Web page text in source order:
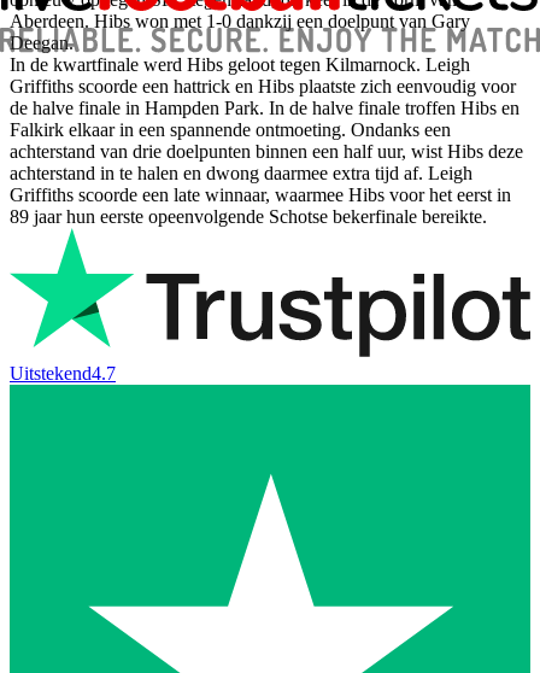
Aberdeen. Hibs won met 1-0 dankzij een doelpunt van Gary
Deegan.
In de kwartfinale werd Hibs geloot tegen Kilmarnock. Leigh
Griffiths scoorde een hattrick en Hibs plaatste zich eenvoudig voor
de halve finale in Hampden Park. In de halve finale troffen Hibs en
Falkirk elkaar in een spannende ontmoeting. Ondanks een
achterstand van drie doelpunten binnen een half uur, wist Hibs deze
achterstand in te halen en dwong daarmee extra tijd af. Leigh
Griffiths scoorde een late winnaar, waarmee Hibs voor het eerst in
89 jaar hun eerste opeenvolgende Schotse bekerfinale bereikte.
Uitstekend4.7